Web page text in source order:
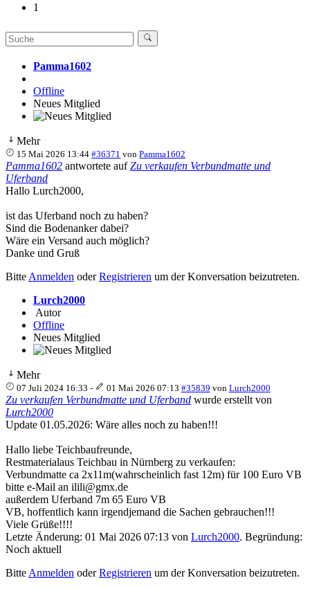
1
Pamma1602
Offline
Neues Mitglied
Mehr
15 Mai 2026 13:44 #36371 vonPamma1602
Pamma1602 antwortete aufZu verkaufen Verbundmatte und
Uferband
Hallo Lurch2000,
ist das Uferband noch zu haben?
Sind die Bodenanker dabei?
Wäre ein Versand auch möglich?
Danke und Gruß
Bitte Anmelden oderRegistrieren um der Konversation beizutreten.
Lurch2000
Autor
Offline
Neues Mitglied
Mehr
07 Juli 2024 16:33 - 01 Mai 2026 07:13 #35839 von Lurch2000
Zu verkaufen Verbundmatte und Uferband wurde erstellt von
Lurch2000
Update 01.05.2026: Wäre alles noch zu haben!!!
Hallo liebe Teichbaufreunde,
Restmaterialaus Teichbau in Nürnberg zu verkaufen:
Verbundmatte ca 2x11m(wahrscheinlich fast 12m) für 100 Euro VB
bitte e-Mail an ilili@gmx.de
außerdem Uferband 7m 65 Euro VB
VB, hoffentlich kann irgendjemand die Sachen gebrauchen!!!
Viele Grüße!!!!
Letzte Änderung: 01 Mai 2026 07:13 von Lurch2000. Begründung:
Noch aktuell
Bitte Anmelden oderRegistrieren um der Konversation beizutreten.